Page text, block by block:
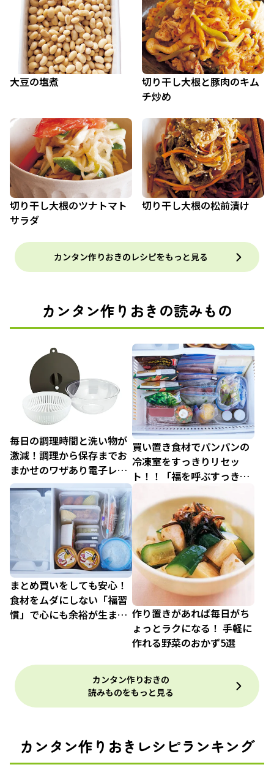
大豆の塩煮
切り干し大根と豚肉のキム
チ炒め
切り干し大根のツナトマト
サラダ
切り干し大根の松前漬け
カンタン作りおきのレシピをもっと見る
カンタン作りおきの読みもの
毎日の調理時間と洗い物が
激減！調理から保存までお
まかせのワザあり電子レン
ジ調理アイテム
買い置き食材でパンパンの
冷凍室をすっきりリセッ
ト！！「福を呼ぶすっきり
まとめ買いをしても安心！
食材をムダにしない「福習
慣」で心にも余裕が生まれ 作り置きがあれば毎日がち
ょっとラクになる！ 手軽に
作れる野菜のおかず5選
カンタン作りおきの
読みものをもっと見る
カンタン作りおきレシピランキング